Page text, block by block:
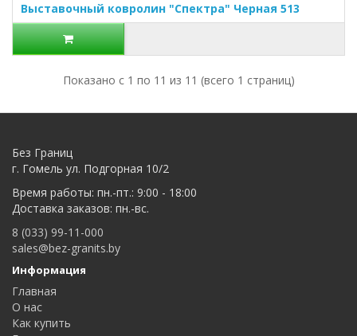
Выставочный ковролин "Спектра" Черная 513
Показано с 1 по 11 из 11 (всего 1 страниц)
Без Границ
г. Гомель ул. Подгорная 10/2
Время работы: пн.-пт.: 9:00 - 18:00
Доставка заказов: пн.-вс.
8 (033) 99-11-000
sales@bez-granits.by
Информация
Главная
О нас
Как купить